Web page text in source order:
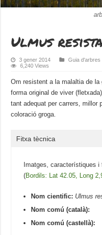
Ulmus
3 gener 2014 Guia d'arbres
6,240 Views
Om resistent a la malaltia de
forma original de viver
tant adequat per carrers, millor
coloració groga.
Fitxa tècnica
Imatges, característiques
(Bordils: Lat 42.05, Long
Nom cientific: Ulmus
Nom comú (català):
Nom comú (castellà):